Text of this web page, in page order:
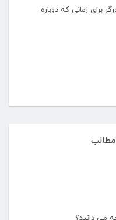
مطالب
برای زمانی که دوباره